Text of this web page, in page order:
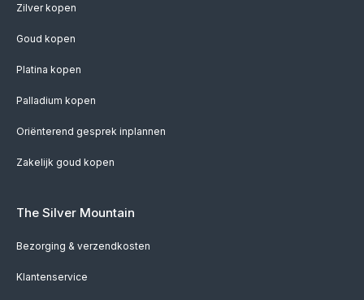
Zilver kopen
Goud kopen
Platina kopen
Palladium kopen
Oriënterend gesprek inplannen
Zakelijk goud kopen
The Silver Mountain
Bezorging & verzendkosten
Klantenservice